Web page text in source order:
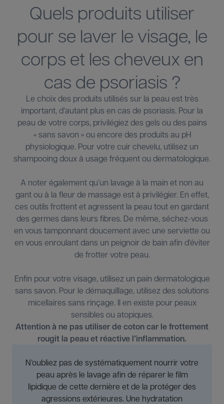
Quels produits utiliser
pour se laver le visage, le
corps et les cheveux en
cas de psoriasis ?
Le choix des produits utilisés sur la peau est très
important, d’autant plus en cas de psoriasis. Pour la
peau de votre corps, privilégiez des gels ou des pains
« sans savon » ou encore des produits au pH
physiologique. Pour votre cuir chevelu, utilisez un
shampooing doux à usage fréquent ou dermatologique.
A noter également qu’un lavage à la main et non au
gant ou à la fleur de massage est à privilégier. En effet,
ces outils frottent et agressent la peau tout en gardant
des germes dans leurs fibres. De même, séchez-vous
en vous tamponnant doucement avec une serviette ou
en vous enroulant dans un peignoir de bain afin d’éviter
de frotter votre peau.
Enfin pour votre visage, utilisez un pain dermatologique
sans savon. Pour le démaquillage, utilisez des solutions
micellaires sans rinçage. Il en existe pour peaux
sensibles ou atopiques.
Attention à ne pas utiliser de coton car le frottement
rougit la peau et réactive l’inflammation.
N’oubliez pas de systématiquement nourrir votre
peau après le lavage afin de réparer le film
lipidique de cette dernière et de la protéger des
agressions extérieures. Une hydratation